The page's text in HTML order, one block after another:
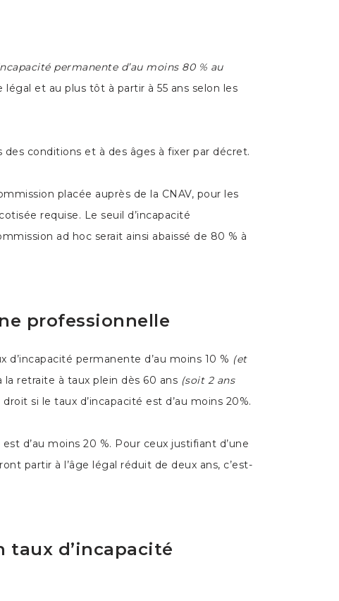
permanente d’au moins 80 % au
et au plus tôt à partir à 55 ans selon les
conditions et à des âges à fixer par décret.
placée auprès de la CNAV, pour les
requise. Le seuil d’incapacité
ad hoc serait ainsi abaissé de 80 % à
professionnelle
permanente d’au moins 10 % (et
la retraite à taux plein dès 60 ans (soit 2 ans
si le taux d’incapacité est d’au moins 20%.
d’au moins 20 %. Pour ceux justifiant d’une
partir à l’âge légal réduit de deux ans, c’est-
taux d’incapacité